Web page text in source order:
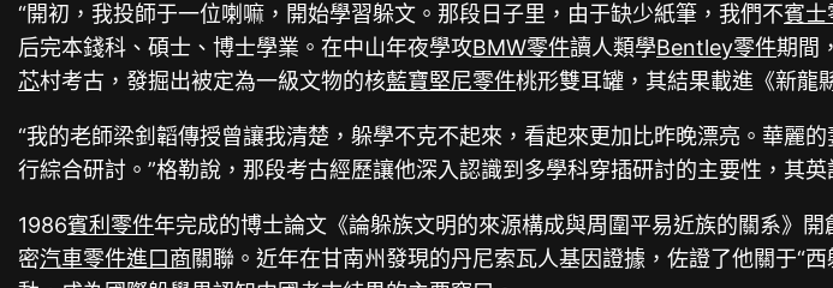
“開初，我投師于一位喇嘛，開始學習躲文。那段日子里，由于缺少紙筆，我們不賓士
后完本錢科、碩士、博士學業。在中山年夜學攻BMW零件讀人類學Bentley零件期間
芯村考古，發掘出被定為一級文物的核藍寶堅尼零件桃形雙耳罐，其結果載進《新龍
“我的老師梁釗韜傳授曾讓我清楚，躲學不克不起來，看起來更加比昨晚漂亮。華麗
行綜合研討。”格勒說，那段考古經歷讓他深入認識到多學科穿插研討的主要性，其
1986賓利零件年完成的博士論文《論躲族文明的來源構成與周圍平易近族的關系》
密汽車零件進口商關聯。近年在甘南州發現的丹尼索瓦人基因證據，佐證了他關于“